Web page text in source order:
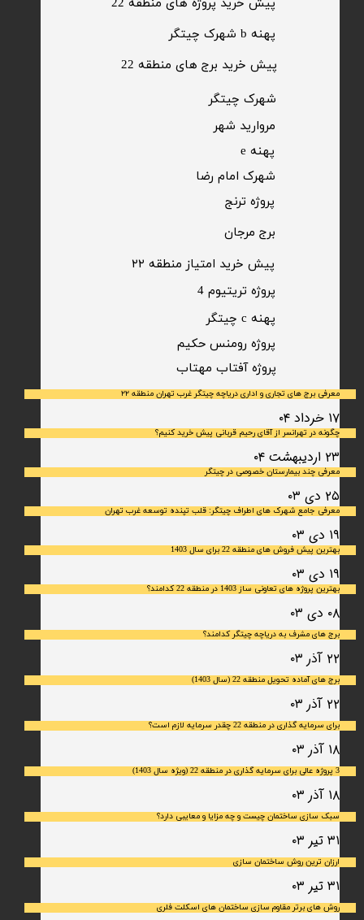
پیش خرید برج های منطقه 22
پهنه b شهرک چیتگر
پیش خرید پروژه های منطقه 22
​پروژه ترنج
​شهرک چیتگر
مروارید شهر​​​​​​​
شهرک امام رضا
پهنه e
برج مرجان
معرفی برج های تجاری و اداری دریاچه چیتگر غرب تهران منطقه ۲۲
۱۷ خرداد ۰۴
چگونه در تهرانسر از آقای رحیم قربانی پیش خرید کنیم؟
۲۳ اردیبهشت ۰۴
معرفی چند بیمارستان خصوصی در چیتگر
۲۵ دی ۰۳
معرفی جامع شهرک‌ های اطراف چیتگر: قلب تپنده توسعه غرب تهران
۱۹ دی ۰۳
بهترین پیش فروش های منطقه 22 برای سال 1403
۱۹ دی ۰۳
بهترین پروژه های تعاونی ساز 1403 در منطقه 22 کدامند؟
۰۸ دی ۰۳
برج های مشرف به دریاچه چیتگر کدامند؟
۲۲ آذر ۰۳
برج های آماده تحویل منطقه 22 (سال 1403)
۲۲ آذر ۰۳
برای سرمایه‌ گذاری در منطقه 22 چقدر سرمایه لازم است؟
۱۸ آذر ۰۳
3 پروژه عالی برای سرمایه گذاری در منطقه 22 (ویژه سال 1403)
۱۸ آذر ۰۳
سبک سازی ساختمان چیست و چه مزایا و معایبی دارد؟
۳۱ تیر ۰۳
ارزان ترین روش ساختمان سازی
۳۱ تیر ۰۳
روش های برتر مقاوم سازی ساختمان های اسکلت فلری
پیش خرید امتیاز منطقه ۲۲​​​​​​​
​پروژه آفتاب مهتاب
پروژه رومنس حکیم
پهنه c چیتگر
پروژه تریتیوم 4